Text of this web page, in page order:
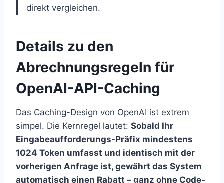
direkt vergleichen.
Details zu den
Abrechnungsregeln für
OpenAI-API-Caching
Das Caching-Design von OpenAI ist extrem
simpel. Die Kernregel lautet: Sobald Ihr
Eingabeaufforderungs-Präfix mindestens
1024 Token umfasst und identisch mit der
vorherigen Anfrage ist, gewährt das System
automatisch einen Rabatt – ganz ohne Code-